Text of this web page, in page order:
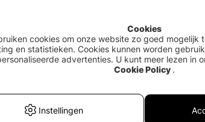
van Europa
Cookies
cookies om onze website zo goed mogelijk
en statistieken. Cookies kunnen worden
advertenties. U kunt meer lezen in
Cookie Policy .
Instellingen